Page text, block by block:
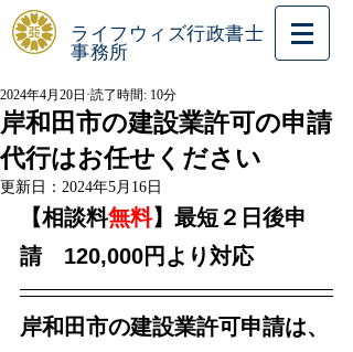
ライフウィズ行政書士
事務所
岸和田市の建設業許可の申請
代行はお任せください
2024年4月20日 読了時間: 10分
更新日： 2024年5月16日
【相談料無料】最短２日後申
請　120,000円より対応
岸和田市の建設業許可申請は、